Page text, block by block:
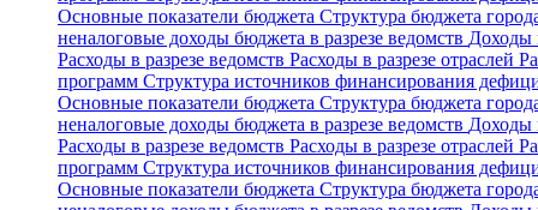
Основные показатели бюджета Структура бюджета
неналоговые доходы бюджета в разрезе ведомств Доходы
Расходы в разрезе ведомств Расходы в разрезе отраслей
программ Структура источников финансирования
Основные показатели бюджета Структура бюджета
неналоговые доходы бюджета в разрезе ведомств Доходы
Расходы в разрезе ведомств Расходы в разрезе отраслей
программ Структура источников финансирования
Основные показатели бюджета Структура бюджета